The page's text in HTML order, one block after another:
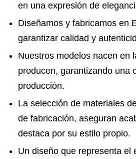
en una expresión de
Diseñamos y fabricamos en
garantizar calidad y
Nuestros modelos nacen en
producen, garantizando una
producción.
La selección de materiales
de fabricación, aseguran
destaca por su estilo propio.
Un diseño que representa el